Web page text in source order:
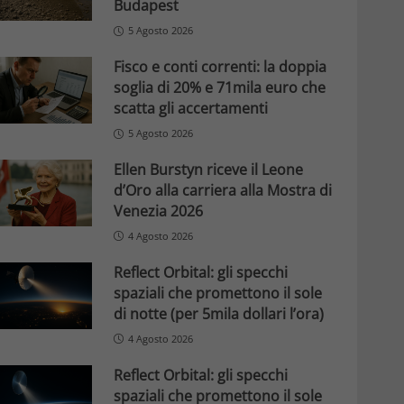
Budapest
5 Agosto 2026
Fisco e conti correnti: la doppia
soglia di 20% e 71mila euro che
scatta gli accertamenti
5 Agosto 2026
Ellen Burstyn riceve il Leone
d’Oro alla carriera alla Mostra di
Venezia 2026
4 Agosto 2026
Reflect Orbital: gli specchi
spaziali che promettono il sole
di notte (per 5mila dollari l’ora)
4 Agosto 2026
Reflect Orbital: gli specchi
spaziali che promettono il sole